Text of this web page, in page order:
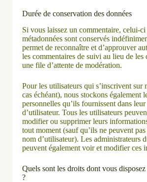
Durée de conservation des données
Si vous laissez un commentaire, celui-ci
métadonnées sont conservés
permet de reconnaître et d’approuver
les commentaires de suivi au lieu de les
une file d’attente de modération.
Pour les utilisateurs qui s’inscrivent sur
cas échéant), nous stockons également
personnelles qu’ils fournissent dans
d’utilisateur. Tous les utilisateurs
modifier ou supprimer leurs
tout moment (sauf qu’ils ne peuvent
nom d’utilisateur). Les administrateurs
peuvent également voir et modifier ces
Quels sont les droits dont vous
?